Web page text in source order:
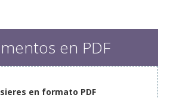
en PDF
en formato PDF